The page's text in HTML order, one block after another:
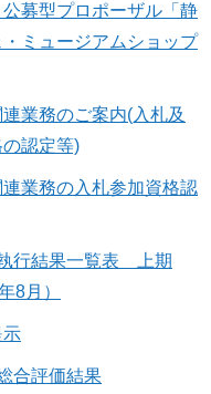
公募型プロポーザル「静
ミュージアムショップ
業務のご案内(入札及
認定等)
業務の入札参加資格認
行結果一覧表 上期
8月）
示
合評価結果